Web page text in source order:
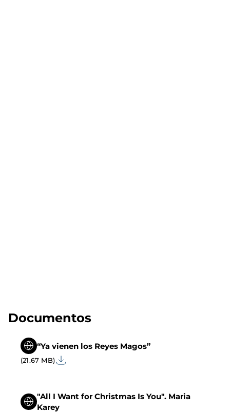
Documentos
“Ya vienen los Reyes Magos”
(21.67 MB)
"All I Want for Christmas Is You". Maria
Karey